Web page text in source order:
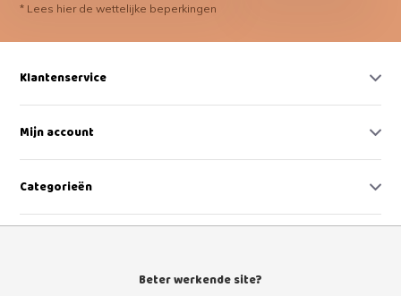
* Lees hier de wettelijke beperkingen
Klantenservice
Mijn account
Categorieën
Beter werkende site?